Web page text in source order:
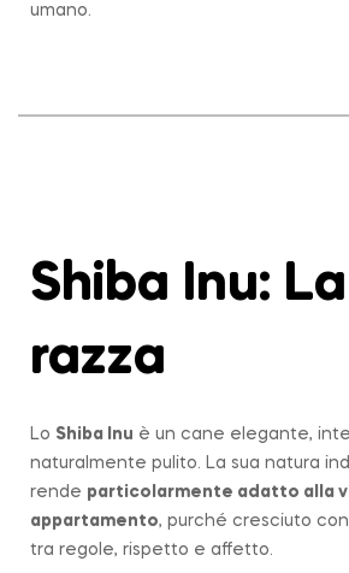
umano.
Shiba Inu: La
razza
Lo Shiba Inu è un cane elegante,
naturalmente pulito. La sua natura
rende particolarmente adatto alla
appartamento, purché cresciuto
tra regole, rispetto e affetto.